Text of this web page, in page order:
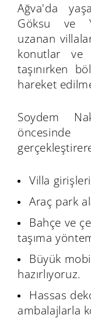
Ağva'da
Göksu ve
uzanan
konutlar ve
taşınırken
hareket
Soydem
Villa
Araç park
Bahçe ve
taşıma
Büyük
hazırlıyoruz.
Hassas
ambalajlarla